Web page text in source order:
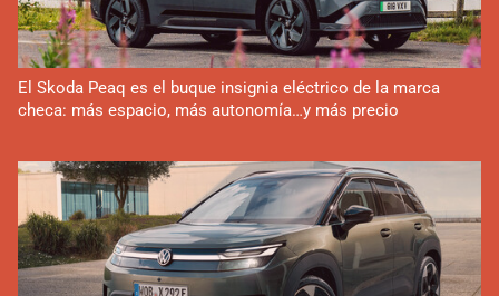
El Skoda Peaq es el buque insignia eléctrico de la marca
checa: más espacio, más autonomía…y más precio